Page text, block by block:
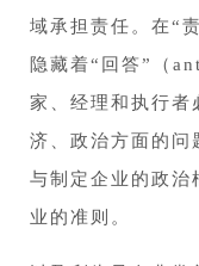
域承担责任。在“
隐藏着“回答”（
家、经理和执行者
济、政治方面的问
与制定企业的政治
业的准则。